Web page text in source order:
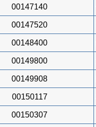
00147140
00147520
00148400
00149800
00149908
00150117
00150307